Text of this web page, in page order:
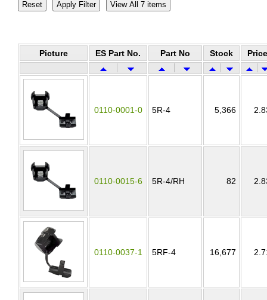
Picture ES Part No. Part No Stock Price
0110-0001-0 5R-4 5,366
0110-0015-6 5R-4/RH 82
0110-0037-1 5RF-4 16,677